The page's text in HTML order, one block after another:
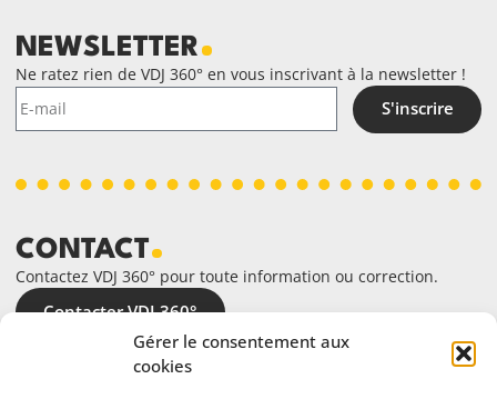
Gérer le consentement aux
cookies
NEWSLETTER
Ne ratez rien de VDJ 360° en vous inscrivant à la newsletter !
S'inscrire
CONTACT
Contactez VDJ 360° pour toute information ou correction.
Contacter VDJ 360°